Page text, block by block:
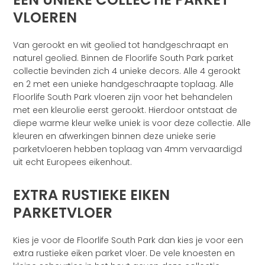
VLOEREN
Van gerookt en wit geolied tot handgeschraapt en
naturel geolied. Binnen de Floorlife South Park parket
collectie bevinden zich 4 unieke decors. Alle 4 gerookt
en 2 met een unieke handgeschraapte toplaag. Alle
Floorlife South Park vloeren zijn voor het behandelen
met een kleurolie eerst gerookt. Hierdoor ontstaat de
diepe warme kleur welke uniek is voor deze collectie. Alle
kleuren en afwerkingen binnen deze unieke serie
parketvloeren hebben toplaag van 4mm vervaardigd
uit echt Europees eikenhout.
EXTRA RUSTIEKE EIKEN
PARKETVLOER
Kies je voor de Floorlife South Park dan kies je voor een
extra rustieke eiken parket vloer. De vele knoesten en